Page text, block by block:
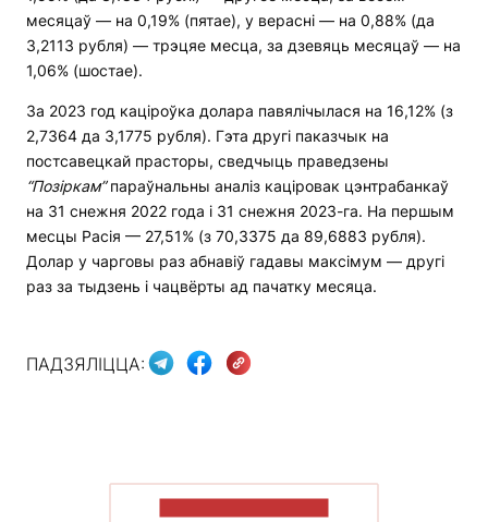
месяцаў — на 0,19% (пятае), у верасні — на 0,88% (да
3,2113 рубля) — трэцяе месца, за дзевяць месяцаў — на
1,06% (шостае).
За 2023 год каціроўка долара павялічылася на 16,12% (з
2,7364 да 3,1775 рубля). Гэта другі паказчык на
постсавецкай прасторы, сведчыць праведзены
“Позіркам”параўнальны аналіз каціровак цэнтрабанкаў
на 31 снежня 2022 года і 31 снежня 2023-га. На першым
месцы Расія — 27,51% (з 70,3375 да 89,6883 рубля).
Долар у чарговы раз абнавіў гадавы максімум — другі
раз за тыдзень і чацвёрты ад пачатку месяца.
ПАДЗЯЛІЦЦА: